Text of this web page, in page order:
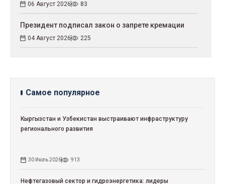
06 Август 2026 83
Президент подписал закон о запрете кремации
04 Август 2026 225
Самое популярное
Кыргызстан и Узбекистан выстраивают инфраструктуру
регионального развития
30 Июль 2026 913
Нефтегазовый сектор и гидроэнергетика: лидеры